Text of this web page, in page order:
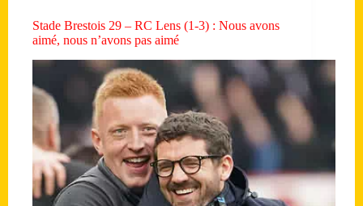
Stade Brestois 29 – RC Lens (1-3) : Nous avons
aimé, nous n’avons pas aimé